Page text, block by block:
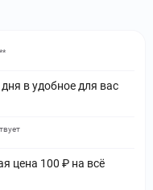
в удобное для вас
цена 100 ₽ на всё